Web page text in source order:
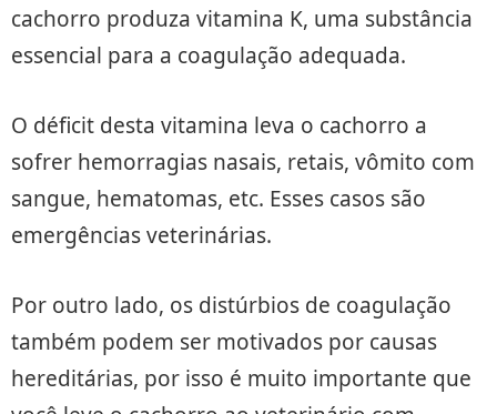
cachorro produza vitamina K, uma substância
essencial para a coagulação adequada.
O déficit desta vitamina leva o cachorro a
sofrer hemorragias nasais, retais, vômito com
sangue, hematomas, etc. Esses casos são
emergências veterinárias.
Por outro lado, os distúrbios de coagulação
também podem ser motivados por causas
hereditárias, por isso é muito importante que